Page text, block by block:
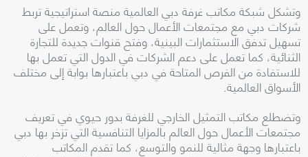
وتشكل شبكة مكاتب غرفة دبي العالمية منصة استراتيجية تربط
شركات دبي مع مجتمعات الأعمال حول العالم، وتعمل على
تسهيل تدفق الاستثمارات البينية، وفتح قنوات جديدة للتجارة
الثنائية، كما تعمل على دعم الشركات في الدول التي تعمل بها
للاستفادة من الفرص المتاحة في دبي باعتبارها بوابة إلى مختلف
الأسواق العالمية.
وتضطلع مكاتب التمثيل الخارجي للغرفة بدور حيوي في تعريف
مجتمعات الأعمال حول العالم بالمزايا التنافسية التي تزخر بها دبي
باعتبارها وجهة مثالية للنمو والتوسع، كما تقدم المكاتب